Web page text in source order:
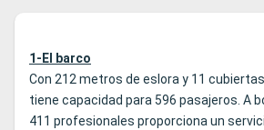
1-El barco
Con 212 metros de eslora y 11
tiene capacidad para 596 pasajeros. A
411 profesionales proporciona un